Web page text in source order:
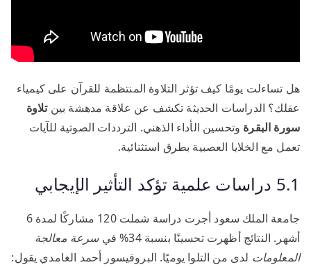
هل تساءلت يومًا كيف تؤثر التلاوة المنتظمة للقرآن على كيمياء
عقلك؟ الدراسات الحديثة تكشف عن علاقة مدهشة بينتلاوة
سورة البقرة وتحسين الأداء الذهني. الترددات الصوتية للآيات
تعمل مع الخلايا العصبية بطرق استثنائية.
5.1 دراسات علمية تؤكد التأثير الإيجابي
جامعة الملك سعود أجرت دراسة شملت 120 مشاركًا لمدة 6
أشهر. النتائج أظهرت تحسينًا بنسبة 34% في
سرعة معالجة
المعلومات لدى من التلوا يوميًا. البروفيسور أحمد الغامدي يقول: